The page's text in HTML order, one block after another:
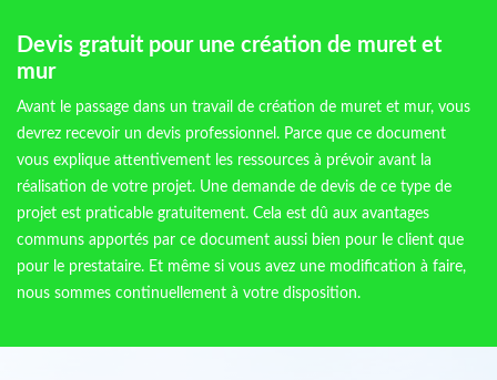
Devis gratuit pour une création de muret et
mur
Avant le passage dans un travail de création de muret et mur, vous
devrez recevoir un devis professionnel. Parce que ce document
vous explique attentivement les ressources à prévoir avant la
réalisation de votre projet. Une demande de devis de ce type de
projet est praticable gratuitement. Cela est dû aux avantages
communs apportés par ce document aussi bien pour le client que
pour le prestataire. Et même si vous avez une modification à faire,
nous sommes continuellement à votre disposition.